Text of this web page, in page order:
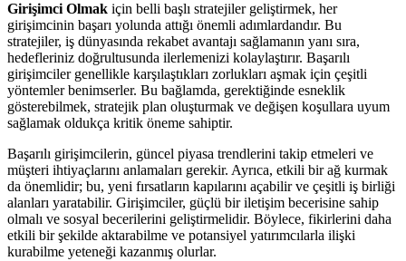
Girişimci Olmak için belli başlı stratejiler geliştirmek, her
girişimcinin başarı yolunda attığı önemli adımlardandır. Bu
stratejiler, iş dünyasında rekabet avantajı sağlamanın yanı sıra,
hedefleriniz doğrultusunda ilerlemenizi kolaylaştırır. Başarılı
girişimciler genellikle karşılaştıkları zorlukları aşmak için çeşitli
yöntemler benimserler. Bu bağlamda, gerektiğinde esneklik
gösterebilmek, stratejik plan oluşturmak ve değişen koşullara uyum
sağlamak oldukça kritik öneme sahiptir.
Başarılı girişimcilerin, güncel piyasa trendlerini takip etmeleri ve
müşteri ihtiyaçlarını anlamaları gerekir. Ayrıca, etkili bir ağ kurmak
da önemlidir; bu, yeni fırsatların kapılarını açabilir ve çeşitli iş birliği
alanları yaratabilir. Girişimciler, güçlü bir iletişim becerisine sahip
olmalı ve sosyal becerilerini geliştirmelidir. Böylece, fikirlerini daha
etkili bir şekilde aktarabilme ve potansiyel yatırımcılarla ilişki
kurabilme yeteneği kazanmış olurlar.